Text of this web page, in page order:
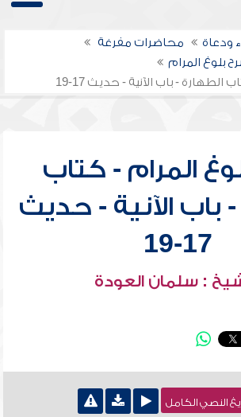
ودعاة
محاضرات مفرغة
بلوغ المرام
الطهارة - باب الآنية - حديث 17-19
المرام - كتاب
باب الآنية - حديث
17-19
: سلمان العودة
النصي الكامل